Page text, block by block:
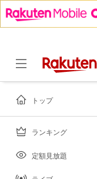
トップ
ランキング
定額見放題